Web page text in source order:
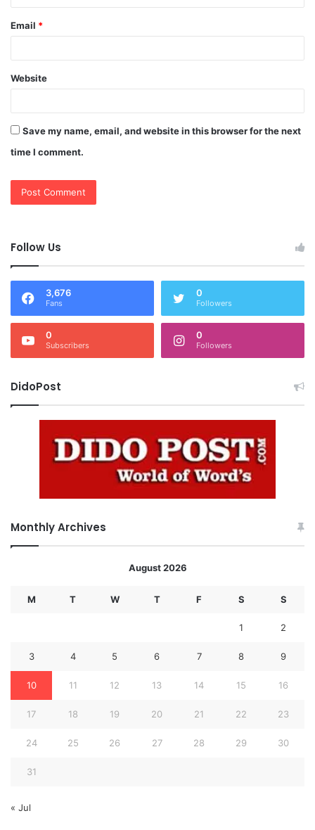
Email *
Website
Save my name, email, and website in this browser for the next
time I comment.
Follow Us
3,676
Fans
0
Followers
0
Subscribers
0
Followers
DidoPost
Monthly Archives
August 2026
M T W T F S S
1 2
3 4 5 6 7 8 9
10 11 12 13 14 15 16
17 18 19 20 21 22 23
24 25 26 27 28 29 30
31
« Jul